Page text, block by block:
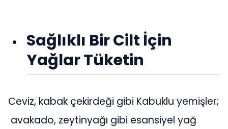
Sağlıklı Bir Cilt İçin
Yağlar Tüketin
Ceviz, kabak çekirdeği gibi Kabuklu yemişler;
avakado, zeytinyağı gibi esansiyel yağ